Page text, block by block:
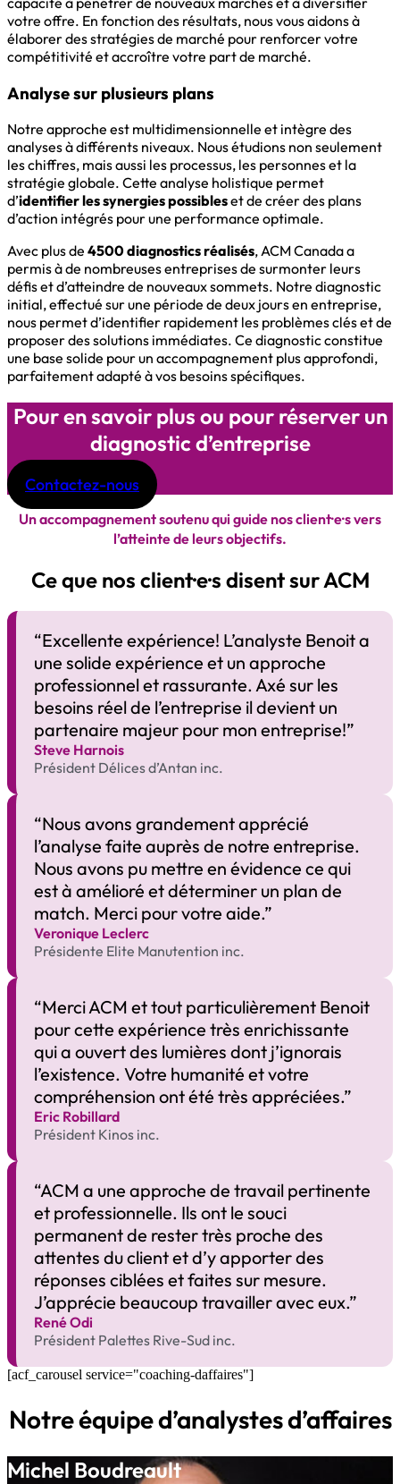
votre offre. En fonction des résultats, nous vous aidons à
élaborer des stratégies de marché pour renforcer votre
compétitivité et accroître votre part de marché.
Analyse sur plusieurs plans
Notre approche est multidimensionnelle et intègre des
analyses à différents niveaux. Nous étudions non seulement
les chiffres, mais aussi les processus, les personnes et la
stratégie globale. Cette analyse holistique permet
d’identifier les synergies possibleset de créer des plans
d’action intégrés pour une performance optimale.
Avec plus de 4500 diagnostics réalisés, ACM Canada a
permis à de nombreuses entreprises de surmonter leurs
défis et d’atteindre de nouveaux sommets. Notre diagnostic
initial, effectué sur une période de deux jours en entreprise,
nous permet d’identifier rapidement les problèmes clés et de
proposer des solutions immédiates. Ce diagnostic constitue
une base solide pour un accompagnement plus approfondi,
parfaitement adapté à vos besoins spécifiques.
Pour en savoir plus ou pour réserver un
diagnostic d’entreprise
Contactez-nous
Un accompagnement soutenu qui guide nos client·e·s vers
l’atteinte de leurs objectifs.
Ce que nos client·e·s disent sur ACM
“Excellente expérience! L’analyste Benoit a
une solide expérience et un approche
professionnel et rassurante. Axé sur les
besoins réel de l’entreprise il devient un
partenaire majeur pour mon entreprise!”​
Steve Harnois
Président Délices d’Antan inc.
“Nous avons grandement apprécié
l’analyse faite auprès de notre entreprise.
Nous avons pu mettre en évidence ce qui
est à amélioré et déterminer un plan de
match. Merci pour votre aide.”
Veronique Leclerc​
Présidente Elite Manutention inc.
“Merci ACM et tout particulièrement Benoit
pour cette expérience très enrichissante
qui a ouvert des lumières dont j’ignorais
l’existence. Votre humanité et votre
compréhension ont été très appréciées.”
Eric Robillard​
Président Kinos inc.
“ACM a une approche de travail pertinente
et professionnelle. Ils ont le souci
permanent de rester très proche des
attentes du client et d’y apporter des
réponses ciblées et faites sur mesure.
J’apprécie beaucoup travailler avec eux.”
René Odi​
Président Palettes Rive-Sud inc.
[acf_carousel service="coaching-daffaires"]
Notre équipe d’analystes d’affaires
Michel Boudreault